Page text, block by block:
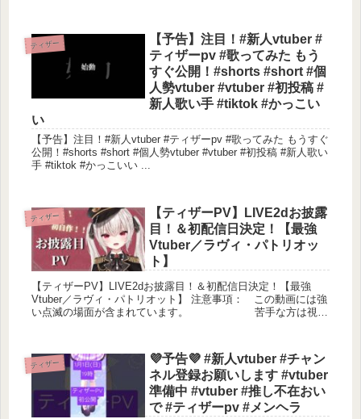
ティザー
【予告】注目！#新人vtuber #
ティザーpv #歌ってみた もう
すぐ公開！#shorts #short #個
人勢vtuber #vtuber #初投稿 #
新人歌い手 #tiktok #かっこい
い
【予告】注目！#新人vtuber #ティザーpv #歌ってみた もうすぐ
公開！#shorts #short #個人勢vtuber #vtuber #初投稿 #新人歌い
手 #tiktok #かっこいい ...
ティザー
【ティザーPV】LIVE2dお披露
目！＆初配信日決定！【最強
Vtuber／ラヴィ・パトリオッ
ト】
【ティザーPV】LIVE2dお披露目！＆初配信日決定！【最強
Vtuber／ラヴィ・パトリオット】 注意事項： この動画には強
い点滅の場面が含まれています。 苦手な方は視聴
ティザー
💜予告💜 #新人vtuber #チャン
ネル登録お願いします #vtuber
準備中 #vtuber #推し不在おい
で #ティザーpv #メンヘラ